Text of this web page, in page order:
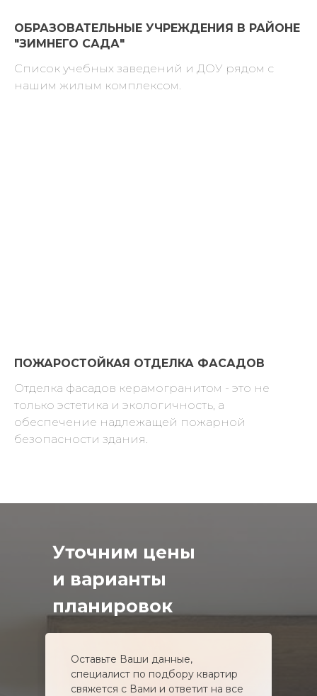
ОБРАЗОВАТЕЛЬНЫЕ УЧРЕЖДЕНИЯ В РАЙОНЕ
"ЗИМНЕГО САДА"
Список учебных заведений и ДОУ рядом с
нашим жилым комплексом.
ПОЖАРОСТОЙКАЯ ОТДЕЛКА ФАСАДОВ
Отделка фасадов керамогранитом - это не
только эстетика и экологичность, а
обеспечение надлежащей пожарной
безопасности здания.
Уточним цены
и варианты
планировок
Оставьте Ваши данные,
специалист по подбору квартир
свяжется с Вами и ответит на все